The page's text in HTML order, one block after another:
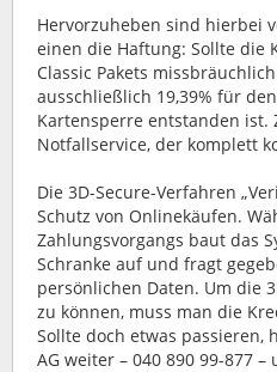
Hervorzuheben sind hierbei
einen die Haftung: Sollte die
Classic Pakets
ausschließlich 19,39% für
Kartensperre entstanden ist.
Notfallservice, der komplett
Die 3D-Secure-Verfahren
Schutz von Onlinekäufen.
Zahlungsvorgangs baut das
Schranke auf und fragt
persönlichen Daten. Um die
zu können, muss man die
Sollte doch etwas passieren,
AG weiter – 040 890 99-877